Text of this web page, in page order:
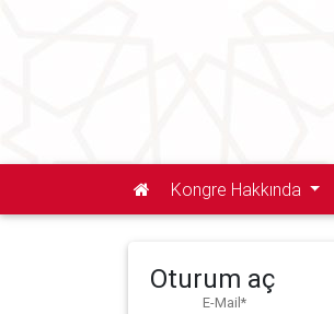
Kongre Hakkında
Oturum aç
E-Mail*